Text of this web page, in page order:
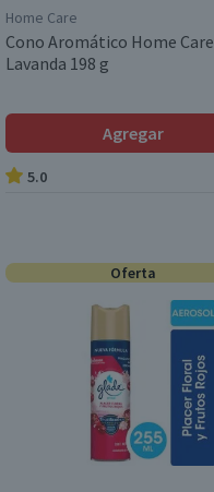
Home Care
Cono Aromático Home Care
Lavanda 198 g
Agregar
5.0
Oferta